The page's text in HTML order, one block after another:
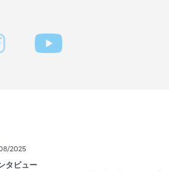
2025
タビュー